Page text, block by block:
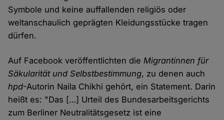
Symbole und keine auffallenden religiös oder
weltanschaulich geprägten Kleidungsstücke tragen
dürfen.
Auf Facebook veröffentlichten dieMigrantinnen für
Säkularität und Selbstbestimmung, zu denen auch
hpd-Autorin Naila Chikhi gehört, ein Statement. Darin
heißt es: "Das […] Urteil des Bundesarbeitsgerichts
zum Berliner Neutralitätsgesetz ist eine